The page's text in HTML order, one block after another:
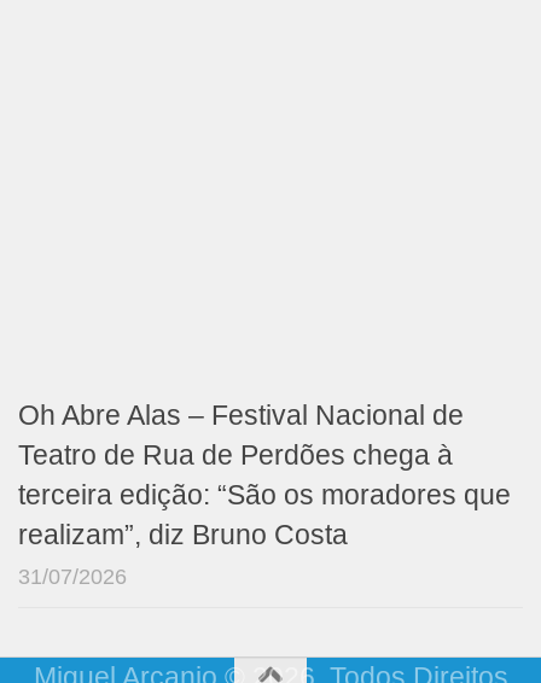
Oh Abre Alas – Festival Nacional de
Teatro de Rua de Perdões chega à
terceira edição: “São os moradores que
realizam”, diz Bruno Costa
31/07/2026